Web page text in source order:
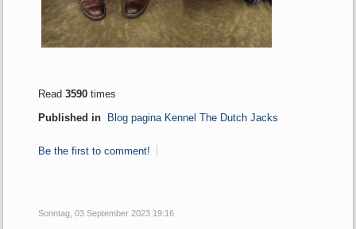
Read3590 times
Published in Blog pagina Kennel The Dutch Jacks
Be the first to comment!
Sonntag, 03 September 2023 19:16